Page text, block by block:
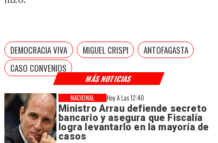
MÁS NOTICIAS
Hoy A Las 12:40
Ministro Arrau defiende secreto
bancario y asegura que Fiscalía
logra levantarlo en la mayoría de
casos
NACIONAL
DEMOCRACIA VIVA MIGUEL CRISPI
ANTOFAGASTA
CASO CONVENIOS